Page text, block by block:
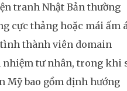
tranh Nhật Bản thường
cực thảng hoặc mái ấm
thành viên domain
tư nhân, trong khi
Mỹ bao gồm định hướng